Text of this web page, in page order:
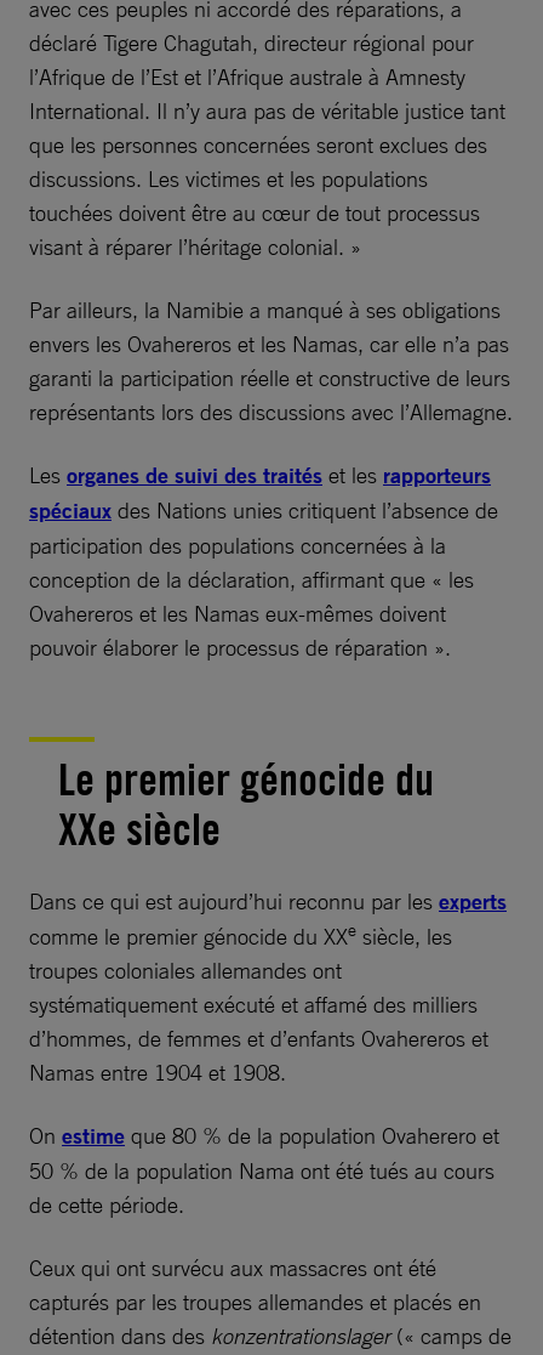
avec ces peuples ni accordé des réparations, a
déclaré Tigere Chagutah, directeur régional pour
l’Afrique de l’Est et l’Afrique australe à Amnesty
International. Il n’y aura pas de véritable justice tant
que les personnes concernées seront exclues des
discussions. Les victimes et les populations
touchées doivent être au cœur de tout processus
visant à réparer l’héritage colonial. »
Par ailleurs, la Namibie a manqué à ses obligations
envers les Ovahereros et les Namas, car elle n’a pas
garanti la participation réelle et constructive de leurs
représentants lors des discussions avec l’Allemagne.
Les organes de suivi des traités et les rapporteurs
spéciaux des Nations unies critiquent l’absence de
participation des populations concernées à la
conception de la déclaration, affirmant que « les
Ovahereros et les Namas eux-mêmes doivent
pouvoir élaborer le processus de réparation ».
Le premier génocide du
XXe siècle
Dans ce qui est aujourd’hui reconnu par les experts
comme le premier génocide du XXe siècle, les
troupes coloniales allemandes ont
systématiquement exécuté et affamé des milliers
d’hommes, de femmes et d’enfants Ovahereros et
Namas entre 1904 et 1908.
On estime que 80 % de la population Ovaherero et
50 % de la population Nama ont été tués au cours
de cette période.
Ceux qui ont survécu aux massacres ont été
capturés par les troupes allemandes et placés en
détention dans des konzentrationslager(« camps de